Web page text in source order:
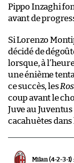
Pippo Inzaghi
avant de
Si Lorenzo
décidé de
lorsque, à
une énième
ce succès, les
coup avant le
Juve au
cacahuètes
Milan (4-2-3-1) :